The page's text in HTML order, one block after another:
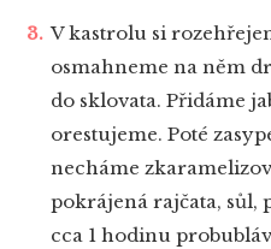
V kastrolu si
osmahneme na něm
do sklovata. Přidáme
orestujeme. Poté
necháme
pokrájená rajčata, sůl,
cca 1 hodinu